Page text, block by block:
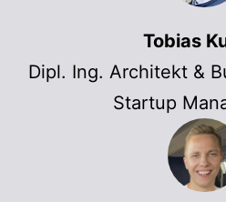
Tobias
Dipl. Ing. Architekt &
Startup